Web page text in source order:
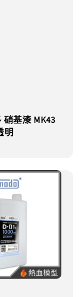
硝基漆 MK43
明